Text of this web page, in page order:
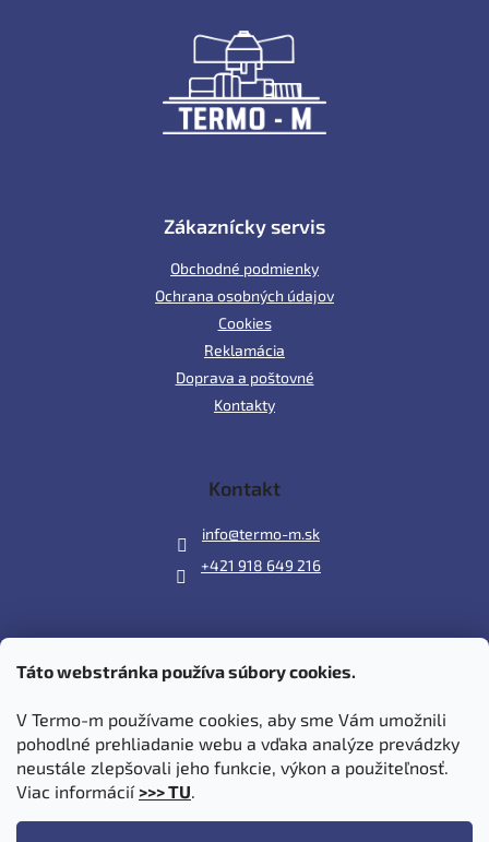
Táto webstránka používa súbory cookies.
V Termo-m používame cookies, aby sme Vám umožnili
pohodlné prehliadanie webu a vďaka analýze prevádzky
neustále zlepšovali jeho funkcie, výkon a použiteľnosť.
Viac informácií >>> TU.
Zákaznícky servis
Obchodné podmienky
Ochrana osobných údajov
Cookies
Reklamácia
Doprava a poštovné
Kontakty
Kontakt
info@termo-m.sk
+421 918 649 216
Prijímame online platby